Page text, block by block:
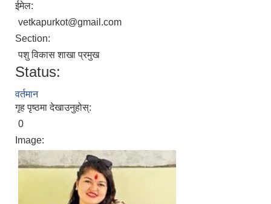
ईमेल:
vetkapurkot@gmail.com
Section:
पशु विकास शाखा प्रमुख
Status:
वर्तमान
गृह पृष्ठमा देखाउनुहोस्:
0
Image: